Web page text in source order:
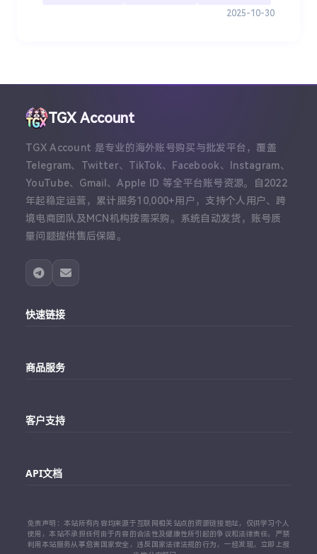
2025-10-30
TGX Account
TGX Account 是专业的海外账号购买与批发平台，覆盖
Telegram、Twitter、TikTok、Facebook、Instagram、
YouTube、Gmail、Apple ID 等全平台账号资源。自2022
年起稳定运营，累计服务10,000+用户，支持个人用户、跨
境电商团队及MCN机构按需采购。系统自动发货，账号质
量问题提供售后保障。
快速链接
订单查询
商品服务
Facebook账号购买
TikTok账号购买
客户支持
API文档
API 接口文档
代理对接文档
免责声明：本站所有内容均来源于互联网相关站点的资源链接地址，仅供学习个人
使用，本站不承担任何由于内容的合法性及健康性所引起的争议和法律责任。严禁
利用本站服务从事危害国家安全，违反国家法律法规的行为，一经发现，立即上报